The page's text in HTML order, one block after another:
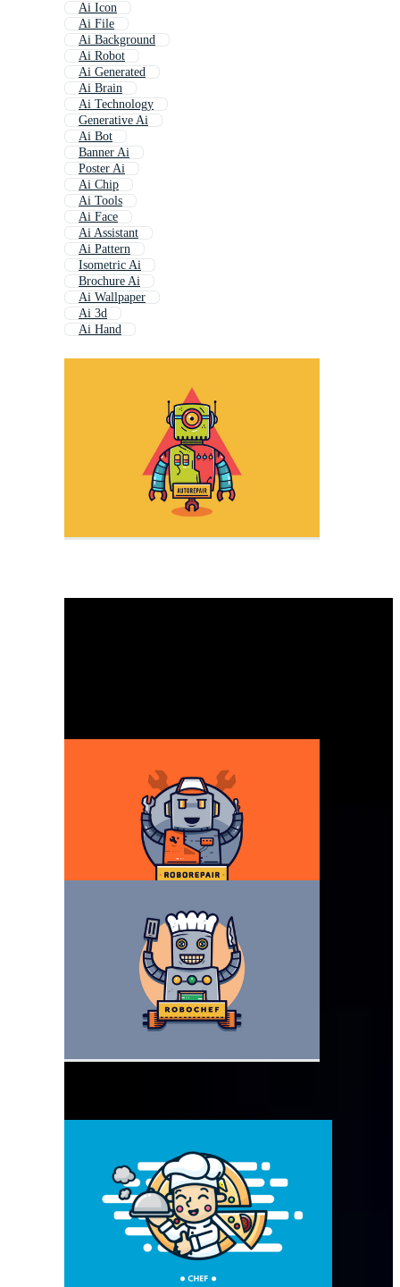
Ai Icon
Ai File
Ai Background
Ai Robot
Ai Generated
Ai Brain
Ai Technology
Generative Ai
Ai Bot
Banner Ai
Poster Ai
Ai Chip
Ai Tools
Ai Face
Ai Assistant
Ai Pattern
Isometric Ai
Brochure Ai
Ai Wallpaper
Ai 3d
Ai Hand